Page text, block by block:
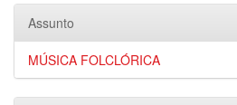
Assunto
MÚSICA FOLCLÓRICA